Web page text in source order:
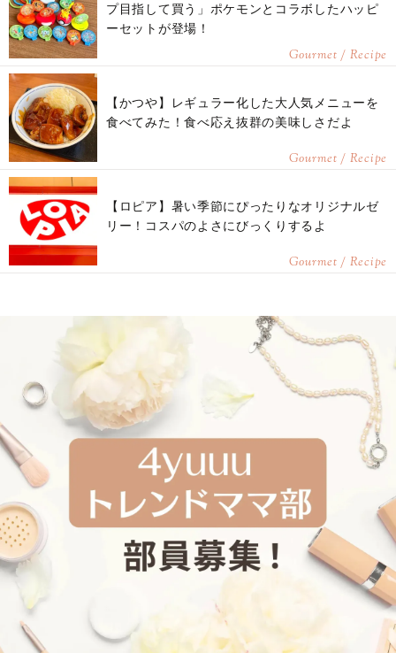
プ目指して買う」ポケモンとコラボしたハッピ
ーセットが登場！
Gourmet / Recipe
【かつや】レギュラー化した大人気メニューを
食べてみた！食べ応え抜群の美味しさだよ
Gourmet / Recipe
【ロピア】暑い季節にぴったりなオリジナルゼ
リー！コスパのよさにびっくりするよ
Gourmet / Recipe